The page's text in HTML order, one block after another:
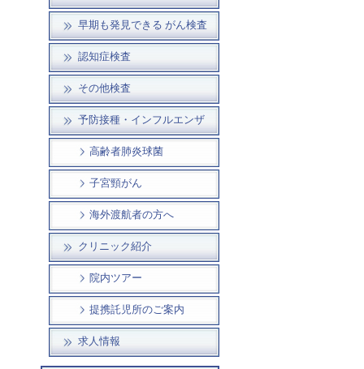
早期も発見できる がん検査
認知症検査
その他検査
予防接種・インフルエンザ
高齢者肺炎球菌
子宮頸がん
海外渡航者の方へ
クリニック紹介
院内ツアー
提携託児所のご案内
求人情報